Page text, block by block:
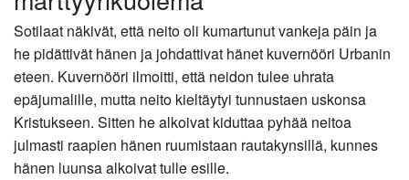
Sotilaat näkivät, että neito oli kumartunut vankeja päin ja
he pidättivät hänen ja johdattivat hänet kuvernööri Urbanin
eteen. Kuvernööri ilmoitti, että neidon tulee uhrata
epäjumalille, mutta neito kieltäytyi tunnustaen uskonsa
Kristukseen. Sitten he alkoivat kiduttaa pyhää neitoa
julmasti raapien hänen ruumistaan rautakynsillä, kunnes
hänen luunsa alkoivat tulle esille.